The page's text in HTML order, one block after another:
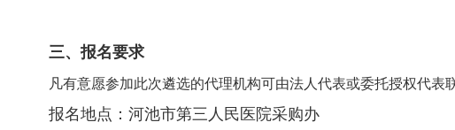
三、报名要求
凡有意愿参加此次遴选的代理机构可由法人代表或委托授权代表
报名地点：河池市第三人民医院采购办